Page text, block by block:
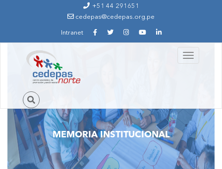
+51 44 291651
cedepas@cedepas.org.pe
Intranet
Toggle
navigation
MEMORIA INSTITUCIONAL